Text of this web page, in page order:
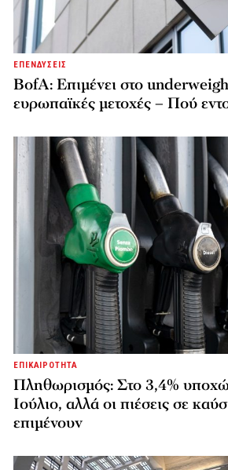
ΕΠΕΝΔΥΣΕΙΣ
BofA: Επιμένει στο
ευρωπαϊκές μετοχές – Πού
ΕΠΙΚΑΙΡΟΤΗΤΑ
Πληθωρισμός: Στο 3,4%
Ιούλιο, αλλά οι πιέσεις σε
επιμένουν